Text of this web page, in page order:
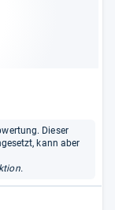
Dieser
kann aber